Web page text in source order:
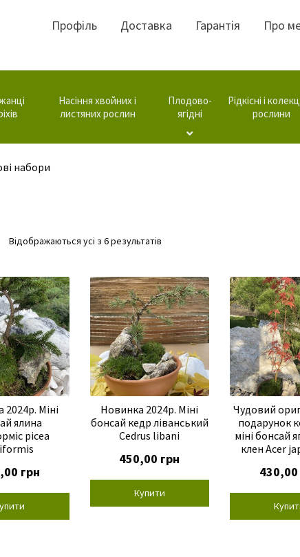
Профіль Доставка Гарантія Про
Насіння хвойних і
листяних рослин
Плодово-
ягідні
Рідкісні і
рослини
набори
Відображаються усі з 6 результатів
Міні
ялина
picea
грн
Новинка 2024р. Міні
бонсай кедр ліванський
Cedrus libani
450,00 грн
Купити
Чудовий
подарунок
міні бонсай
клен Acer
430,00